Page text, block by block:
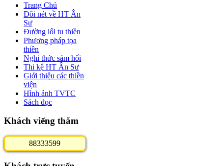
Trang Chủ
Đôi nét về HT Ân
Sư
Đường lối tu thiền
Phương pháp tọa
thiền
Nghi thức sám hối
Thi kệ HT Ân Sư
Giới thiệu các thiền
viện
Hình ảnh TVTC
Sách đọc
Khách viếng thăm
88333599